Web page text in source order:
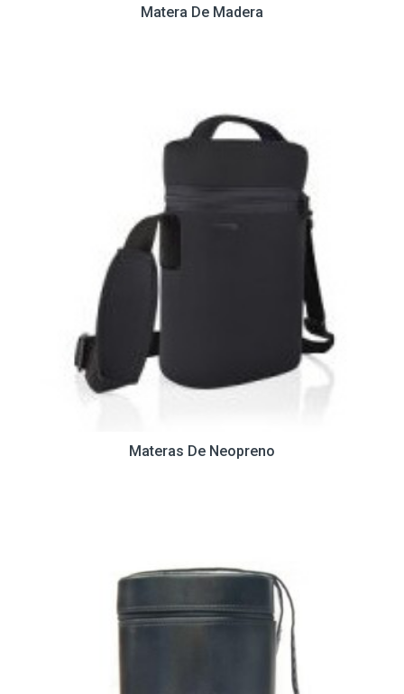
Matera De Madera
Materas De Neopreno